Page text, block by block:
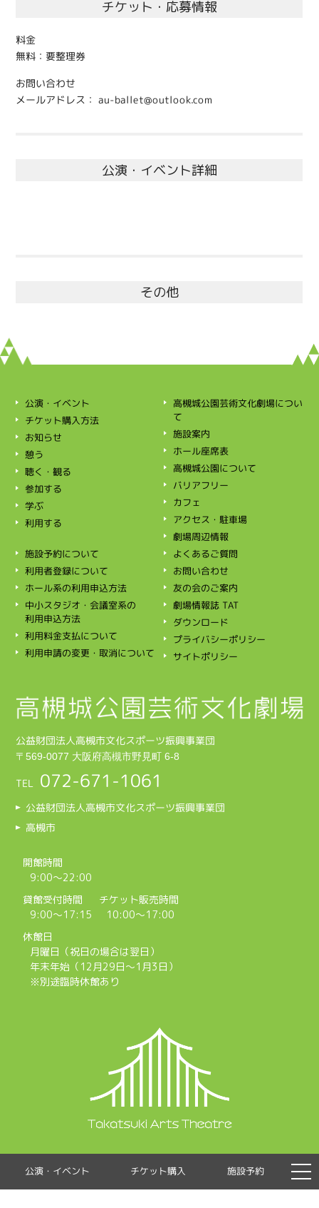
公演・イベント チケット購入 施設予約
チケット・応募情報
料金
無料：要整理券
お問い合わせ
メールアドレス： au-ballet@outlook.com
公演・イベント詳細
その他
公演・イベント
チケット購入方法
お知らせ
憩う
聴く・観る
参加する
学ぶ
利用する
高槻城公園芸術文化劇場につい
て
施設案内
ホール座席表
高槻城公園について
バリアフリー
カフェ
アクセス・駐車場
劇場周辺情報
施設予約について
利用者登録について
ホール系の利用申込方法
中小スタジオ・会議室系の
利用申込方法
利用料金支払について
利用申請の変更・取消について
よくあるご質問
お問い合わせ
友の会のご案内
劇場情報誌 TAT
ダウンロード
プライバシーポリシー
サイトポリシー
公益財団法人高槻市文化スポーツ振興事業団
〒569‑0077 大阪府高槻市野見町 6-8
TEL 072‑671‑1061
公益財団法人高槻市文化スポーツ振興事業団
高槻市
開館時間
9:00～22:00
貸館受付時間
9:00～17:15
チケット販売時間
10:00～17:00
休館日
月曜日（祝日の場合は翌日）
年末年始（12月29日～1月3日）
※別途臨時休館あり
Copyright © TAKATSUKI ARTS THEATRE, all rights reserverd.